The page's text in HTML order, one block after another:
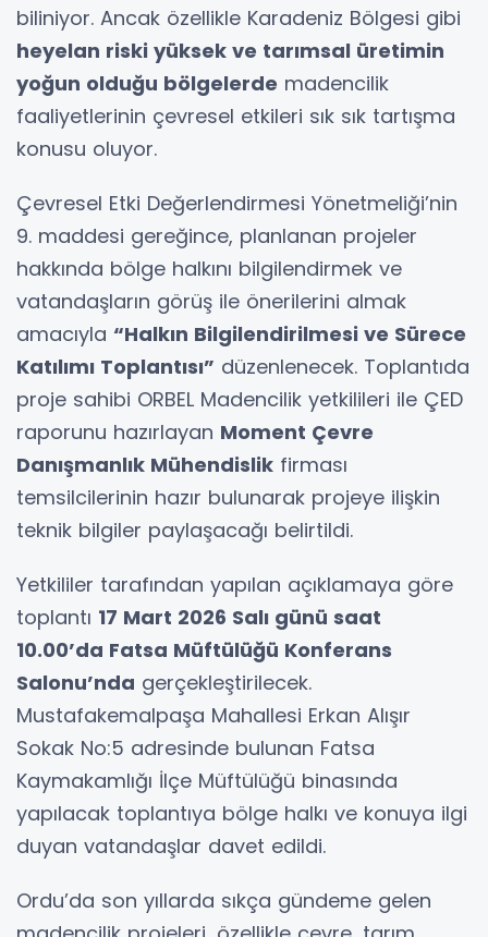
biliniyor. Ancak özellikle Karadeniz Bölgesi gibi
heyelan riski yüksek ve tarımsal üretimin
yoğun olduğu bölgelerde madencilik
faaliyetlerinin çevresel etkileri sık sık tartışma
konusu oluyor.
Çevresel Etki Değerlendirmesi Yönetmeliği’nin
9. maddesi gereğince, planlanan projeler
hakkında bölge halkını bilgilendirmek ve
vatandaşların görüş ile önerilerini almak
amacıyla “Halkın Bilgilendirilmesi ve Sürece
Katılımı Toplantısı” düzenlenecek. Toplantıda
proje sahibi ORBEL Madencilik yetkilileri ile ÇED
raporunu hazırlayan Moment Çevre
Danışmanlık Mühendislik firması
temsilcilerinin hazır bulunarak projeye ilişkin
teknik bilgiler paylaşacağı belirtildi.
Yetkililer tarafından yapılan açıklamaya göre
toplantı 17 Mart 2026 Salı günü saat
10.00’da Fatsa Müftülüğü Konferans
Salonu’nda gerçekleştirilecek.
Mustafakemalpaşa Mahallesi Erkan Alışır
Sokak No:5 adresinde bulunan Fatsa
Kaymakamlığı İlçe Müftülüğü binasında
yapılacak toplantıya bölge halkı ve konuya ilgi
duyan vatandaşlar davet edildi.
Ordu’da son yıllarda sıkça gündeme gelen